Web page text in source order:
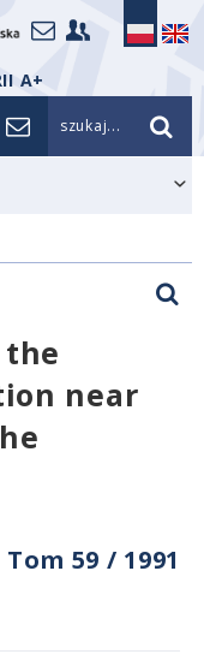
A+
szukaj...
near
Tom 59 / 1991